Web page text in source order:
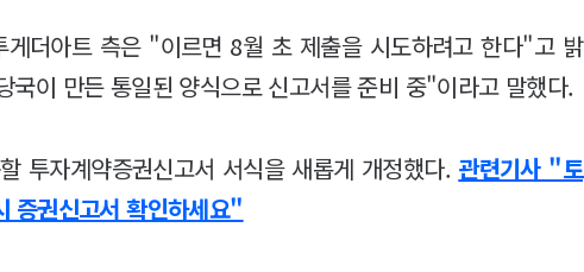
더아트 측은 "이르면 8월 초 제출을 시도하려고 한다"고 밝
국이 만든 통일된 양식으로 신고서를 준비 중"이라고 말했다.
투자계약증권신고서 서식을 새롭게 개정했다. 관련기사 "토
증권신고서 확인하세요"